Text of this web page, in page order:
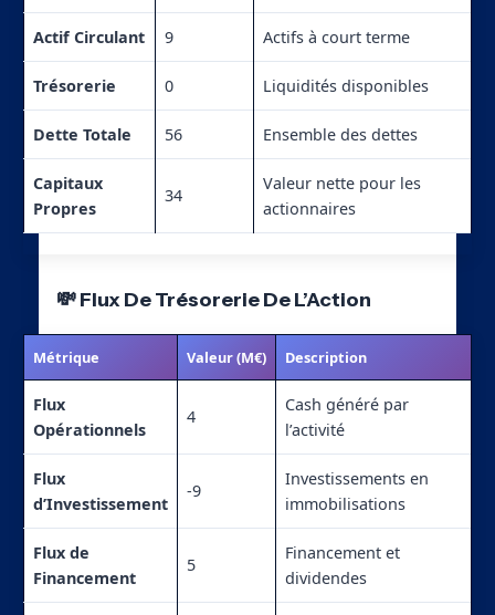
Actif Circulant 9 Actifs à court terme
Trésorerie 0 Liquidités disponibles
Dette Totale 56 Ensemble des dettes
Capitaux
Propres
34
Valeur nette pour les
actionnaires
💸 Flux De Trésorerie De L’Action
Métrique Valeur (M€) Description
Flux
Opérationnels
4
Cash généré par
l’activité
Flux
d’Investissement
-9
Investissements en
immobilisations
Flux de
Financement
5
Financement et
dividendes